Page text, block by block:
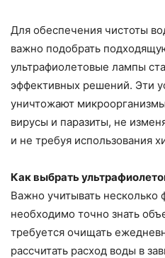
Для обеспечения чистоты
важно подобрать
ультрафиолетовые лампы
эффективных решений. Эти
уничтожают
вирусы и паразиты, не
и не требуя использования
Как выбрать
Важно учитывать несколько
необходимо точно знать
требуется очищать
рассчитать расход воды в